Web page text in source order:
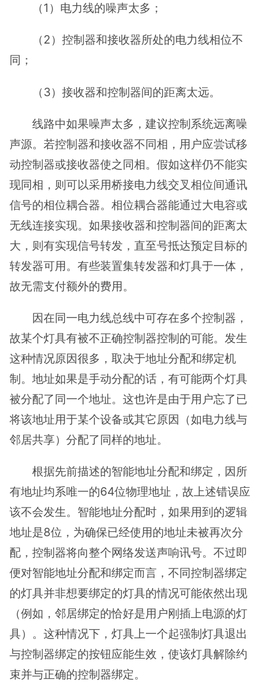
（1）电力线的噪声太多；
（2）控制器和接收器所处的电力线相位不
同；
（3）接收器和控制器间的距离太远。
线路中如果噪声太多，建议控制系统远离噪
声源。若控制器和接收器不同相，用户应尝试移
动控制器或接收器使之同相。假如这样仍不能实
现同相，则可以采用桥接电力线交叉相位间通讯
信号的相位耦合器。相位耦合器能通过大电容或
无线连接实现。如果接收器和控制器间的距离太
大，则有实现信号转发，直至号抵达预定目标的
转发器可用。有些装置集转发器和灯具于一体，
故无需支付额外的费用。
因在同一电力线总线中可存在多个控制器，
故某个灯具有被不正确控制器控制的可能。发生
这种情况原因很多，取决于地址分配和绑定机
制。地址如果是手动分配的话，有可能两个灯具
被分配了同一个地址。这也许是由于用户忘了已
将该地址用于某个设备或其它原因（如电力线与
邻居共享）分配了同样的地址。
根据先前描述的智能地址分配和绑定，因所
有地址均系唯一的64位物理地址，故上述错误应
该不会发生。智能地址分配时，如果用到的逻辑
地址是8位，为确保已经使用的地址未被再次分
配，控制器将向整个网络发送声响讯号。不过即
便对智能地址分配和绑定而言，不同控制器绑定
的灯具并非想要绑定的灯具的情况可能依然出现
（例如，邻居绑定的恰好是用户刚插上电源的灯
具）。这种情况下，灯具上一个起强制灯具退出
与控制器绑定的按钮应能生效，使该灯具解除约
束并与正确的控制器绑定。